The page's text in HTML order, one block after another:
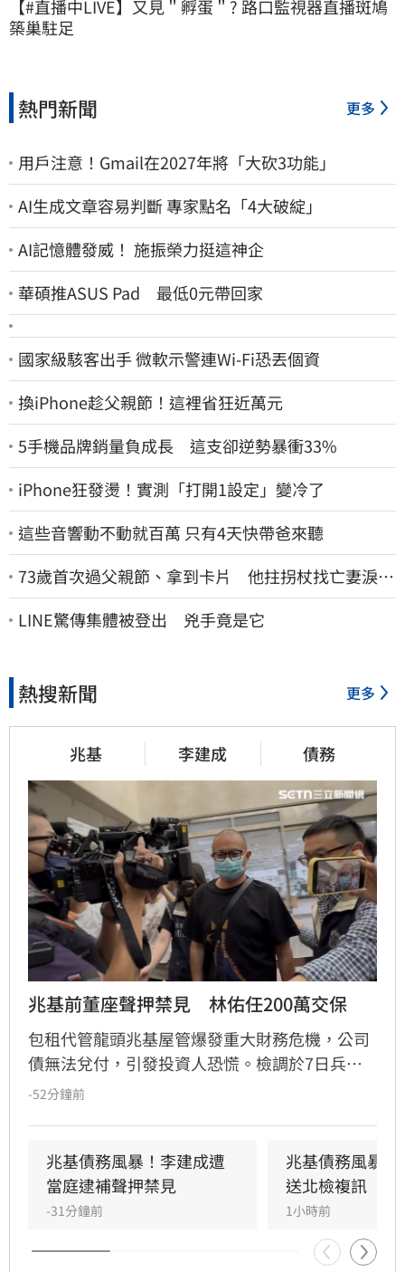
【#直播中LIVE】又見＂孵蛋＂? 路口監視器直播斑鳩
築巢駐足
熱門新聞 更多
用戶注意！Gmail在2027年將「大砍3功能」
AI生成文章容易判斷 專家點名「4大破綻」
AI記憶體發威！ 施振榮力挺這神企
華碩推ASUS Pad 最低0元帶回家
國家級駭客出手 微軟示警連Wi-Fi恐丟個資
換iPhone趁父親節！這裡省狂近萬元
5手機品牌銷量負成長 這支卻逆勢暴衝33%
iPhone狂發燙！實測「打開1設定」變冷了
這些音響動不動就百萬 只有4天快帶爸來聽
73歲首次過父親節、拿到卡片 他拄拐杖找亡妻淚：
今天好多人來幫我慶祝
LINE驚傳集體被登出 兇手竟是它
熱搜新聞 更多
兆基 李建成 債務
兆基前董座聲押禁見　林佑任200萬交保
包租代管龍頭兆基屋管爆發重大財務危機，公司
債無法兌付，引發投資人恐慌。檢調於7日兵分
多路搜索，約談前董事長李建成及共同創辦人林
私用及支付前妻開銷，涉犯侵占與背信罪，檢方
複訊後將其當庭逮捕並聲押禁見。林佑任則以
200萬元交保。此外，宏碁集團因發現兆基內部
管理缺失，宣布法人代表李文詳辭去兆基董事長
職務。
-52分鐘前
兆基債務風暴！李建成遭
當庭逮補聲押禁見
-31分鐘前
兆基債務風暴
送北檢複訊
1小時前